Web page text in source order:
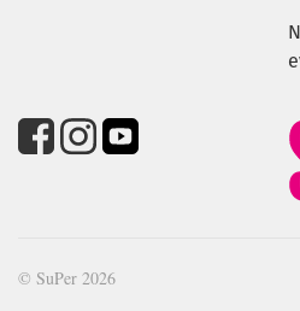
© SuPer 2026